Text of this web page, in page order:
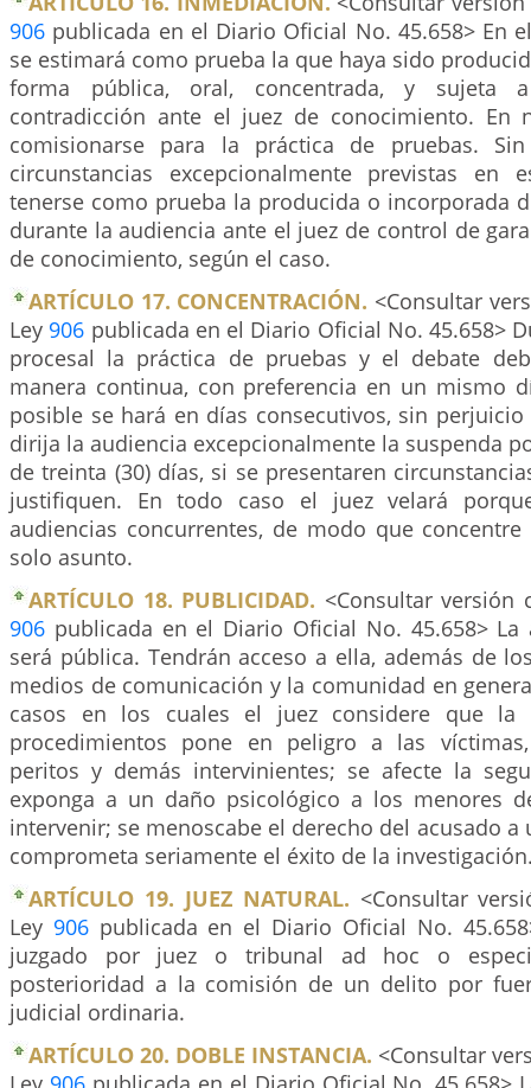
906 publicada en el Diario Oficial No. 45.658> En
se estimará como prueba la que haya sido
forma pública, oral, concentrada, y sujeta
contradicción ante el juez de conocimiento. En
comisionarse para la práctica de pruebas.
circunstancias excepcionalmente previstas en
tenerse como prueba la producida o incorporada
durante la audiencia ante el juez de control de
de conocimiento, según el caso.
ARTÍCULO 17. CONCENTRACIÓN. <Consultar
Ley 906 publicada en el Diario Oficial No. 45.658>
procesal la práctica de pruebas y el debate
manera continua, con preferencia en un mismo
posible se hará en días consecutivos, sin
dirija la audiencia excepcionalmente la suspenda
de treinta (30) días, si se presentaren
justifiquen. En todo caso el juez velará
audiencias concurrentes, de modo que
solo asunto.
ARTÍCULO 18. PUBLICIDAD. <Consultar versión
906 publicada en el Diario Oficial No. 45.658> La
será pública. Tendrán acceso a ella, además de
medios de comunicación y la comunidad en
casos en los cuales el juez considere que la
procedimientos pone en peligro a las
peritos y demás intervinientes; se afecte la
exponga a un daño psicológico a los menores
intervenir; se menoscabe el derecho del acusado
comprometa seriamente el éxito de la
ARTÍCULO 19. JUEZ NATURAL. <Consultar
Ley 906publicada en el Diario Oficial No.
juzgado por juez o tribunal ad hoc o
posterioridad a la comisión de un delito por
judicial ordinaria.
ARTÍCULO 20. DOBLE INSTANCIA. <Consultar